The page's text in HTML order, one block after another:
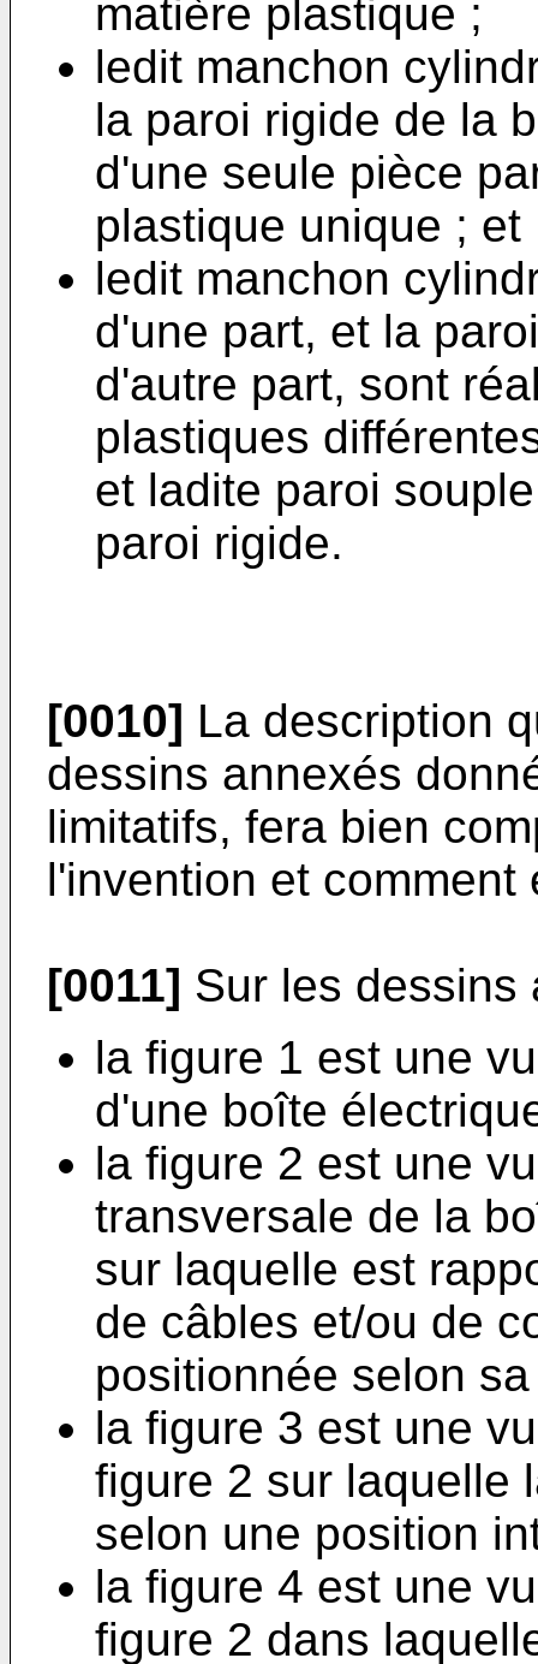
matière plastique ;
ledit manchon
la paroi rigide de la
d'une seule pièce
plastique unique ; et
ledit manchon
d'une part, et la
d'autre part, sont
plastiques
et ladite paroi
paroi rigide.
[0010] La description
dessins annexés
limitatifs, fera bien
l'invention et
[0011] Sur les dessins
la figure 1 est une
d'une boîte
la figure 2 est une
transversale de la
sur laquelle est
de câbles et/ou de
positionnée selon
la figure 3 est une
figure 2 sur laquelle
selon une position
la figure 4 est une
figure 2 dans